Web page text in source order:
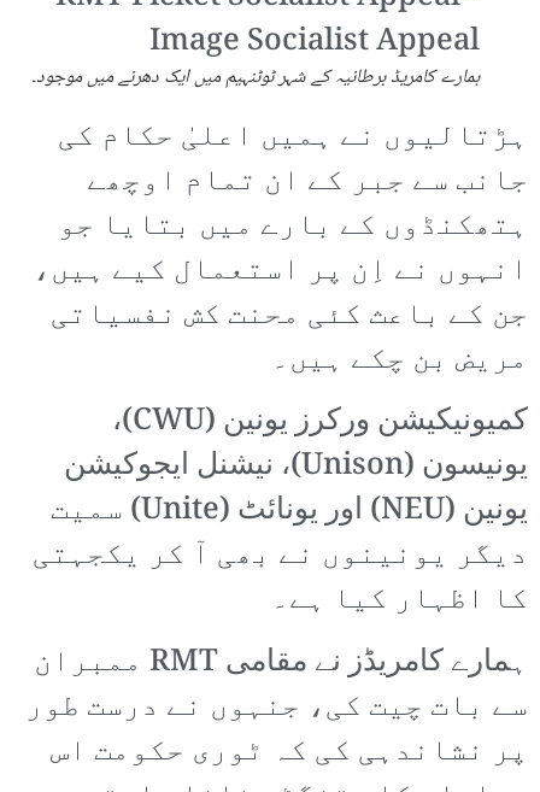
ہمارے کامریڈ برطانیہ کے شہر ٹوٹنہیم میں ایک دھرنے میں موجود۔
ہڑتالیوں نے ہمیں اعلیٰ حکام کی
جانب سے جبر کے ان تمام اوچھے
ہتھکنڈوں کے بارے میں بتایا جو
انہوں نے اِن پر استعمال کیے ہیں،
جن کے باعث کئی محنت کش نفسیاتی
مریض بن چکے ہیں۔
کمیونیکیشن ورکرز یونین (CWU)،
یونیسون (Unison)، نیشنل ایجوکیشن
یونین (NEU) اور یونائٹ (Unite) سمیت
دیگر یونینوں نے بھی آ کر یکجہتی
کا اظہار کیا ہے۔
ہمارے کامریڈز نے مقامی RMT ممبران
سے بات چیت کی، جنہوں نے درست طور
پر نشاندہی کی کہ ٹوری حکومت اس